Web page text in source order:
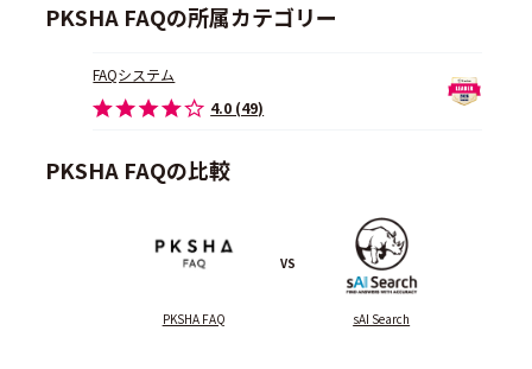
PKSHA FAQの所属カテゴリー
FAQシステム
4.0 (49)
PKSHA FAQの比較
PKSHA FAQ
VS
sAI Search